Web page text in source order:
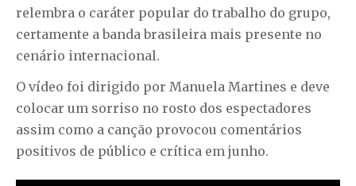
relembra o caráter popular do trabalho do grupo,
certamente a banda brasileira mais presente no
cenário internacional.
O vídeo foi dirigido por Manuela Martines e deve
colocar um sorriso no rosto dos espectadores
assim como a canção provocou comentários
positivos de público e crítica em junho.